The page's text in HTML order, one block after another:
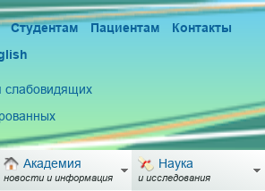
Студентам Пациентам
Контакты
слабовидящих
Академия
новости и информация
Наука
и исследования